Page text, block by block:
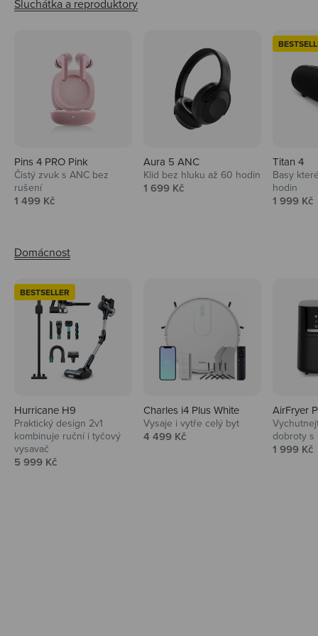
Pins 4 PRO Pink
Čistý zvuk s ANC bez
rušení
Prodejní cena
1 499 Kč
Aura 5 ANC
Klid bez hluku až 60 hodin
Prodejní cena
1 699 Kč
Titan 4
Basy
hodin
Prodejní
1 999 Kč
BESTSELLER
Hurricane H9
Praktický design 2v1
kombinuje ruční i tyčový
vysavač
Prodejní cena
5 999 Kč
Charles i4 Plus White
Vysaje i vytře celý byt
Prodejní cena
4 499 Kč
AirFryer
dobroty s
Prodejní
1 999 Kč
Audio
Niceboy sluchátka a repráky ti padnou
do noty.